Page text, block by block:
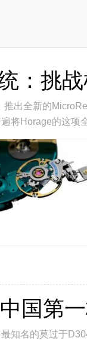
：挑
出全新‬的‬
将Horage的这项
国第
知名的‬莫过于‬